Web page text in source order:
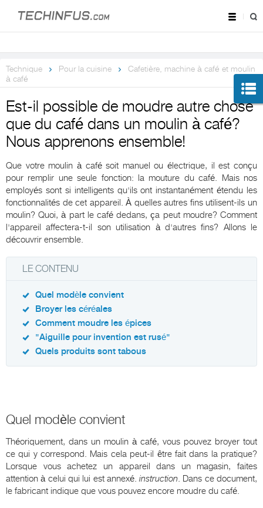
Technique Pour la cuisine
Cafetière, machine à café et moulin
à café
Est-il possible de moudre autre chose
que du café dans un moulin à café?
Nous apprenons ensemble!
Que votre moulin à café soit manuel ou électrique, il est conçu
pour remplir une seule fonction: la mouture du café. Mais nos
employés sont si intelligents qu'ils ont instantanément étendu les
fonctionnalités de cet appareil. À quelles autres fins utilisent-ils un
moulin? Quoi, à part le café dedans, ça peut moudre? Comment
l'appareil affectera-t-il son utilisation à d'autres fins? Allons le
découvrir ensemble.
LE CONTENU
Quel modèle convient
Broyer les céréales
Comment moudre les épices
"Aiguille pour invention est rusé"
Quels produits sont tabous
Quel modèle convient
Théoriquement, dans un moulin à café, vous pouvez broyer tout
ce qui y correspond. Mais cela peut-il être fait dans la pratique?
Lorsque vous achetez un appareil dans un magasin, faites
attention à celui qui lui est annexé.instruction. Dans ce document,
le fabricant indique que vous pouvez encore moudre du café.